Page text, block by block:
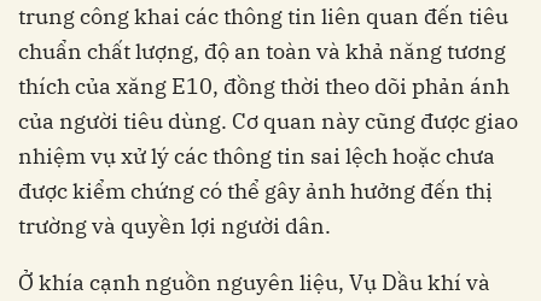
trung công khai các thông tin liên quan đến tiêu
chuẩn chất lượng, độ an toàn và khả năng tương
thích của xăng E10, đồng thời theo dõi phản ánh
của người tiêu dùng. Cơ quan này cũng được giao
nhiệm vụ xử lý các thông tin sai lệch hoặc chưa
được kiểm chứng có thể gây ảnh hưởng đến thị
trường và quyền lợi người dân.
Ở khía cạnh nguồn nguyên liệu, Vụ Dầu khí và